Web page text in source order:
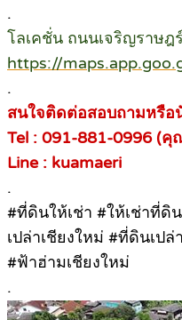
.
โลเคชั่น ถนนเจริญราษฎ
https://
.
สนใจติดต่อสอบถามหรื
Tel : 091-881-0996 (คุ
Line : kuamaeri
.
#ที่ดินให้เช่า #ให้เช่าที่ดิ
เปล่าเชียงใหม่ #ที่ดินเป
#ฟ้าฮ่ามเชียงใหม่
.